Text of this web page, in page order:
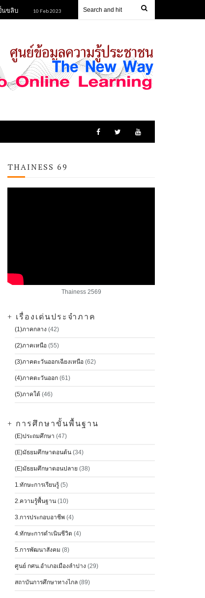
10 Feb 2023 ข้าวหลามยายนิยม 10 Feb 2023 ข้าวฮางกุดรัง
THAINESS 69
Thainess 2569
+ เรื่องเด่นประจำภาค
(1)ภาคกลาง (42)
(2)ภาคเหนือ (55)
(3)ภาคตะวันออกเฉียงเหนือ (62)
(4)ภาคตะวันออก (61)
(5)ภาคใต้ (46)
+ การศึกษาขั้นพื้นฐาน
(E)ประถมศึกษา (47)
(E)มัธยมศึกษาตอนต้น (34)
(E)มัธยมศึกษาตอนปลาย (38)
1.ทักษะการเรียนรู้ (5)
2.ความรู้พื้นฐาน (10)
3.การประกอบอาชีพ (4)
4.ทักษะการดำเนินชีวิต (4)
5.การพัฒนาสังคม (8)
ศูนย์ กศน.อำเภอเมืองลำปาง (29)
สถาบันการศึกษาทางไกล (89)